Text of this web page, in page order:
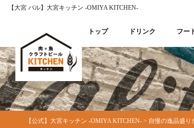
【大宮 バル】大宮キッチン ‐OMIYA KITCHEN‐
トップ ドリンク フー
【公式】大宮キッチン ‐OMIYA KITCHEN‐ > 自慢の逸品盛り